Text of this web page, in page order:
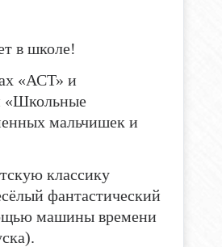
в школе!
«АСТ» и
«Школьные
мальчишек и
классику
фантастический
машины времени